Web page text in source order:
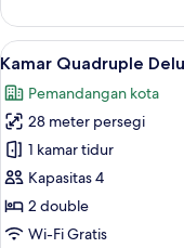
Kamar
Twin
Standar
Lihat
semua
foto
untuk
Kamar
Quadruple
Deluks
3
Kamar Quadruple
Pemandangan kota
28 meter persegi
1 kamar tidur
Kapasitas 4
2 double
Wi-Fi Gratis